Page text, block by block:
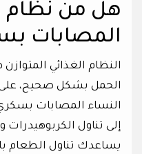
هل من نظام
المصابات
النظام الغذائي
الحمل بشكل صحيح،
النساء المصابات
إلى تناول الكربوهيدرات
يساعدك تناول الطعام